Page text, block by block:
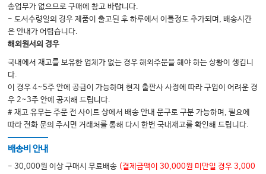
3. 삶의 질 제고와 세대 간 선순환 구조
CHAPTER 8
1. 출산율 중심 정책의 한계
2. ‘질적으로 더 양호한 출산과 양육’의 필요
3. 패러다임 전환: 양에서 질로
송업무가 없으므로 구매에 참고 바랍니다.
- 도서수령일의 경우 제품이 출고된 후 하루에서 이틀정도 추가되며, 배송시간
은 안내가 어렵습니다.
해외원서의 경우
국내에서 재고를 보유한 업체가 없는 경우 해외주문을 해야 하는 상황이 생깁니
다.
이 경우 4~5주 안에 공급이 가능하며 현지 출판사 사정에 따라 구입이 어려운 경
우 2~3주 안에 공지해 드립니다.
# 재고 유무는 주문 전 사이트 상에서 배송 안내 문구로 구분 가능하며, 필요에
따라 전화 문의 주시면 거래처를 통해 다시 한번 국내재고를 확인해 드립니다.
배송비 안내
- 30,000원 이상 구매시 무료배송 (결제금액이 30,000원 미만일 경우 3,000